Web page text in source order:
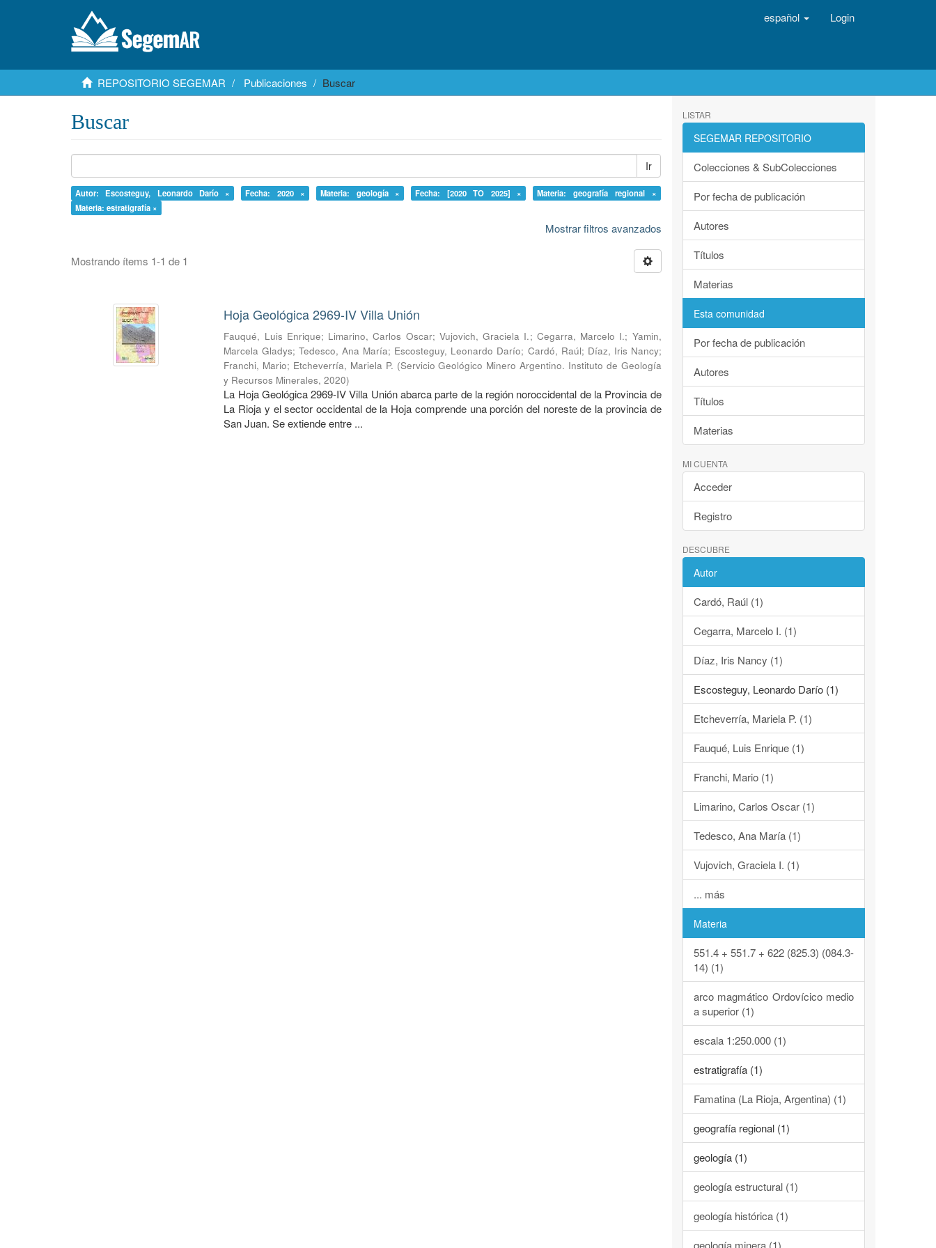
español Login
REPOSITORIO SEGEMAR Publicaciones Buscar
Buscar
Ir
Autor: Escosteguy, Leonardo Darío × Fecha: 2020 × Materia: geología × Fecha: [2020 TO 2025] ×
Materia: geografía regional ×
Materia: estratigrafía ×
Mostrar filtros avanzados
Mostrando ítems 1-1 de 1
Hoja Geológica 2969-IV Villa Unión
Fauqué, Luis Enrique; Limarino, Carlos Oscar; Vujovich, Graciela I.; Cegarra, Marcelo I.; Yamin,
Marcela Gladys;Tedesco, Ana María; Escosteguy, Leonardo Darío; Cardó, Raúl; Díaz, Iris Nancy;
Franchi, Mario; Etcheverría, Mariela P. (Servicio Geológico Minero Argentino. Instituto de Geología
y Recursos Minerales,2020)
La Hoja Geológica 2969-IV Villa Unión abarca parte de la región noroccidental de la Provincia de
La Rioja y el sector occidental de la Hoja comprende una porción del noreste de la provincia de
San Juan. Se extiende entre ...
LISTAR
SEGEMAR REPOSITORIO
Colecciones & SubColecciones
Por fecha de publicación
Autores
Títulos
Materias
Esta comunidad
Por fecha de publicación
Autores
Títulos
Materias
MI CUENTA
Acceder
Registro
DESCUBRE
Autor
Cardó, Raúl (1)
Cegarra, Marcelo I. (1)
Díaz, Iris Nancy (1)
Escosteguy, Leonardo Darío (1)
Etcheverría, Mariela P. (1)
Fauqué, Luis Enrique (1)
Franchi, Mario (1)
Limarino, Carlos Oscar (1)
Tedesco, Ana María (1)
Vujovich, Graciela I. (1)
... más
Materia
551.4 + 551.7 + 622 (825.3) (084.3-
14) (1)
arco magmático Ordovícico medio
a superior (1)
escala 1:250.000 (1)
estratigrafía (1)
Famatina (La Rioja, Argentina) (1)
geografía regional (1)
geología (1)
geología estructural (1)
geología histórica (1)
geología minera (1)